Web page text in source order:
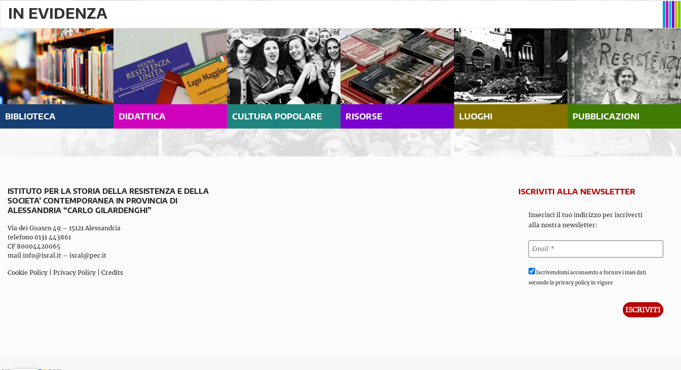
IN EVIDENZA
BIBLIOTECA DIDATTICA CULTURA POPOLARE RISORSE LUOGHI PUBBLICAZIONI
ISTITUTO PER LA STORIA DELLA RESISTENZA E DELLA
SOCIETA’ CONTEMPORANEA IN PROVINCIA DI
ALESSANDRIA “CARLO GILARDENGHI”
Via dei Guasco 49 – 15121 Alessandria
telefono 0131 443861
CF 80004420065
mail info@isral.it – isral@pec.it
Cookie Policy Privacy Policy Credits
ISCRIVITI ALLA NEWSLETTER
Inserisci il tuo indirizzo per iscriverti
alla nostra newsletter:
Iscrivendomi acconsento a fornire i miei dati
secondo la privacy policy in vigore